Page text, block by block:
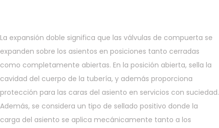
La expansión doble significa que las válvulas de compuerta se
expanden sobre los asientos en posiciones tanto cerradas
como completamente abiertas. En la posición abierta, sella la
cavidad del cuerpo de la tubería, y además proporciona
protección para las caras del asiento en servicios con suciedad.
Además, se considera un tipo de sellado positivo donde la
carga del asiento se aplica mecánicamente tanto a los